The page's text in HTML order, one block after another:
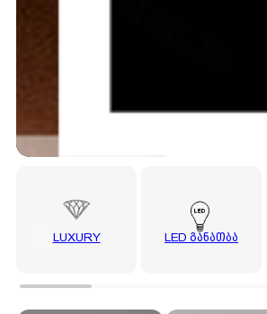
LUXURY
LED
LED ᲒᲐᲜᲐᲗᲑᲐ